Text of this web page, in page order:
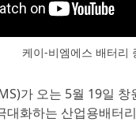
케이-비엠에스 배터리
가 오는 5월 19일
화하는 산업용배터